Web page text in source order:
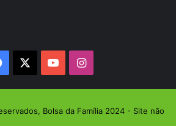
Facebook YouTubeInstagram
Bolsa da Família 2024 - Site não